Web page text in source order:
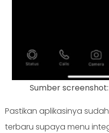
Sumber screenshot:
Pastikan aplikasinya
terbaru supaya menu